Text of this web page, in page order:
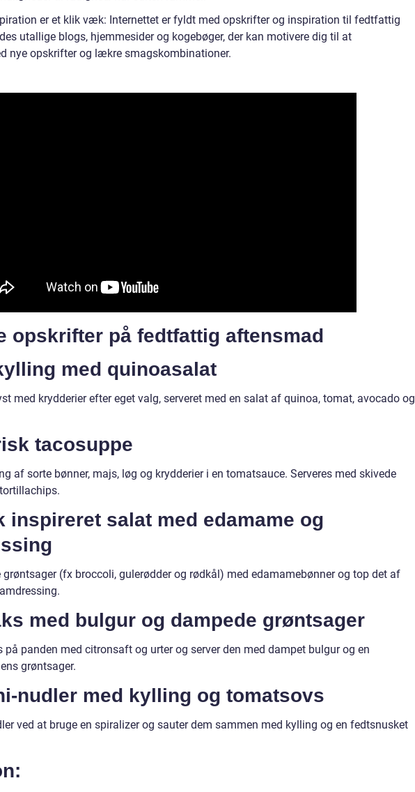
er et klik væk: Internettet er fyldt med opskrifter og inspiration til fedtfattig
utallige blogs, hjemmesider og kogebøger, der kan motivere dig til at
nye opskrifter og lækre smagskombinationer.
opskrifter på fedtfattig aftensmad
med quinoasalat
med krydderier efter eget valg, serveret med en salat af quinoa, tomat, avocado og
tacosuppe
af sorte bønner, majs, løg og krydderier i en tomatsauce. Serveres med skivede
inspireret salat med edamame og
(fx broccoli, gulerødder og rødkål) med edamamebønner og top det af
med bulgur og dampede grøntsager
på panden med citronsaft og urter og server den med dampet bulgur og en
grøntsager.
nudler med kylling og tomatsovs
ved at bruge en spiralizer og sauter dem sammen med kylling og en fedtsnusket